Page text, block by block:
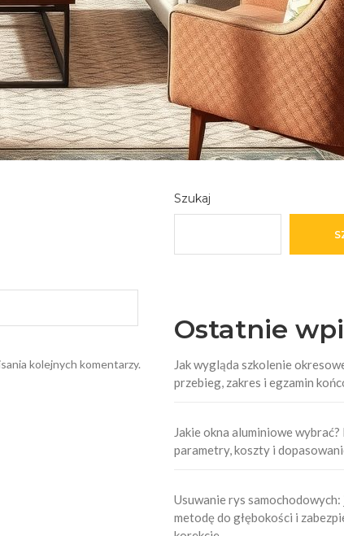
kolejnych komentarzy.
Szukaj
Ostatnie
Jak wygląda szkolenie
przebieg, zakres i egzamin
Jakie okna aluminiowe
parametry, koszty i
Usuwanie rys
metodę do głębokości i